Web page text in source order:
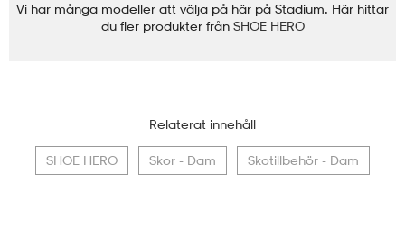
Vi har många modeller att välja på här på Stadium. Här hittar
du fler produkter från SHOE HERO
Relaterat innehåll
SHOE HERO Skor - Dam Skotillbehör - Dam